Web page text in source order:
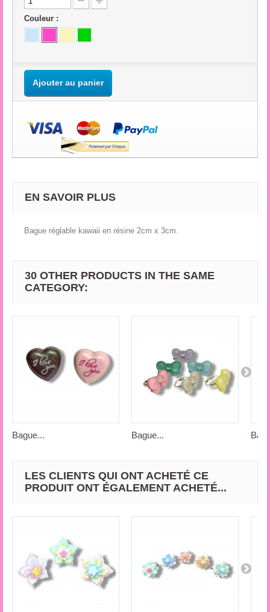
Couleur :
Ajouter au panier
EN SAVOIR PLUS
Bague réglable kawaii en résine 2cm x 3cm.
30 OTHER PRODUCTS IN THE SAME
CATEGORY:
Bague... Bague...
LES CLIENTS QUI ONT ACHETÉ CE
PRODUIT ONT ÉGALEMENT ACHETÉ...